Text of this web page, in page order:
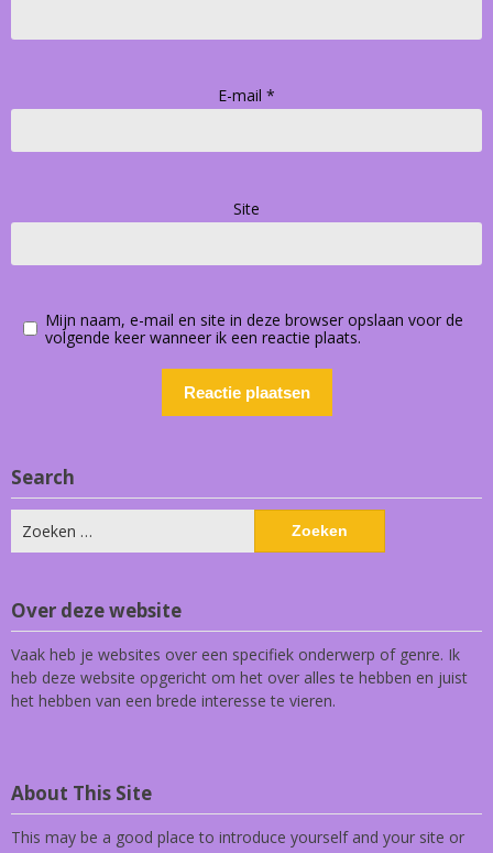
E-mail *
Site
Mijn naam, e-mail en site in deze browser opslaan voor de
volgende keer wanneer ik een reactie plaats.
Search
naar:
Over deze website
Vaak heb je websites over een specifiek onderwerp of genre. Ik
heb deze website opgericht om het over alles te hebben en juist
het hebben van een brede interesse te vieren.
About This Site
This may be a good place to introduce yourself and your site or